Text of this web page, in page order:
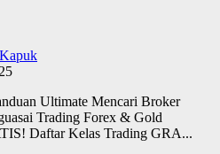
Ultimate Mencari Broker
Trading Forex & Gold
Daftar Kelas Trading GRA...